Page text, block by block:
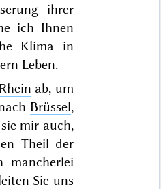
ihrer
ich Ihnen
Klima in
Leben.
Rhein ab, um
Brüssel,
mir auch,
Theil der
mancherlei
Sie uns